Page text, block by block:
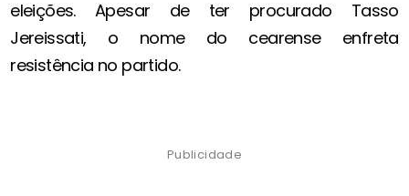
eleições. Apesar de ter procurado Tasso
Jereissati, o nome do cearense enfreta
resistência no partido.
Publicidade